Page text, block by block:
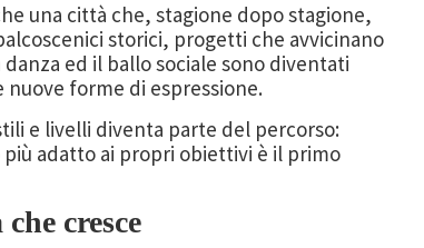
una città che, stagione dopo stagione,
storici, progetti che avvicinano
ed il ballo sociale sono diventati
forme di espressione.
e livelli diventa parte del percorso:
più adatto ai propri obiettivi è il primo
cresce